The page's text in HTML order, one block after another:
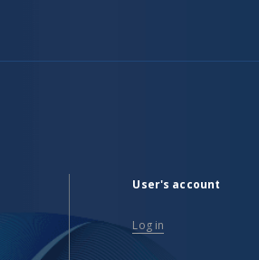
User's account
Log in